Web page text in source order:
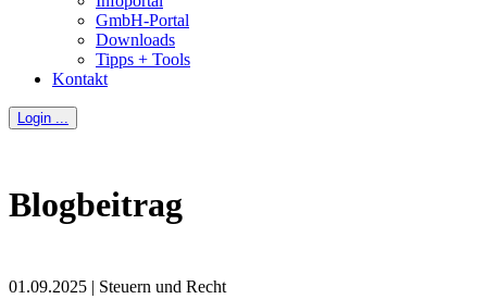
GmbH-Portal
Downloads
Tipps + Tools
Kontakt
Login ...
Blogbeitrag
01.09.2025 | Steuern und Recht